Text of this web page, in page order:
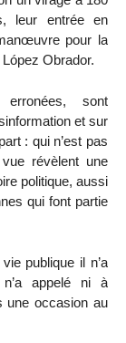
leur entrée en
pour la
Obrador.
sont
et sur
: qui n’est pas
révèlent une
politique, aussi
qui font partie
publique il n’a
appelé ni à
une occasion au